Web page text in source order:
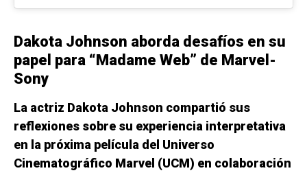
Dakota Johnson aborda desafíos en su
papel para “Madame Web” de Marvel-
Sony
La actriz Dakota Johnson compartió sus
reflexiones sobre su experiencia interpretativa
en la próxima película del Universo
Cinematográfico Marvel (UCM) en colaboración